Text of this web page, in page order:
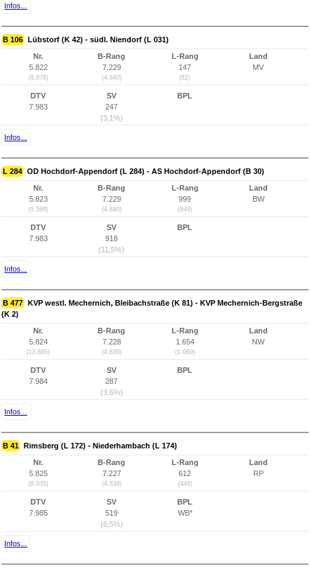
Infos...
B 106 Lübstorf (K 42) - südl. Niendorf (L 031)
Nr.
5.822
(8.878)
B-Rang
7.229
(4.840)
L-Rang
147
(82)
Land
MV
DTV
7.983
SV
247
(3,1%)
BPL
Infos...
L 284 OD Hochdorf-Appendorf (L 284) - AS Hochdorf-Appendorf (B 30)
Nr.
5.823
(5.588)
B-Rang
7.229
(4.840)
L-Rang
999
(849)
Land
BW
DTV
7.983
SV
918
(11,5%)
BPL
Infos...
B 477 KVP westl. Mechernich, Bleibachstraße (K 81) - KVP Mechernich-Bergstraße
(K 2)
Nr.
5.824
(13.885)
B-Rang
7.228
(4.839)
L-Rang
1.654
(1.069)
Land
NW
DTV
7.984
SV
287
(3,6%)
BPL
Infos...
B 41 Rimsberg (L 172) - Niederhambach (L 174)
Nr.
5.825
(6.035)
B-Rang
7.227
(4.838)
L-Rang
612
(446)
Land
RP
DTV
7.985
SV
519
(6,5%)
BPL
WB*
Infos...